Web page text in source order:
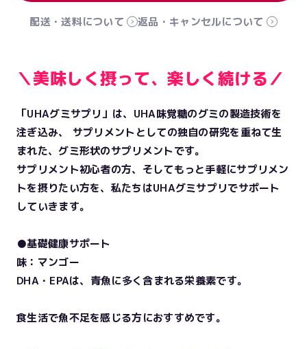
配送・送料について 返品・キャンセルについて
＼美味しく摂って、楽しく続ける／
「UHAグミサプリ」は、UHA味覚糖のグミの製造技術を
注ぎ込み、 サプリメントとしての独自の研究を重ねて生
まれた、グミ形状のサプリメントです。
サプリメント初心者の方、そしてもっと手軽にサプリメン
トを摂りたい方を、私たちはUHAグミサプリでサポート
していきます。
●基礎健康サポート
味：マンゴー
DHA・EPAは、青魚に多く含まれる栄養素です。
食生活で魚不足を感じる方におすすめです。